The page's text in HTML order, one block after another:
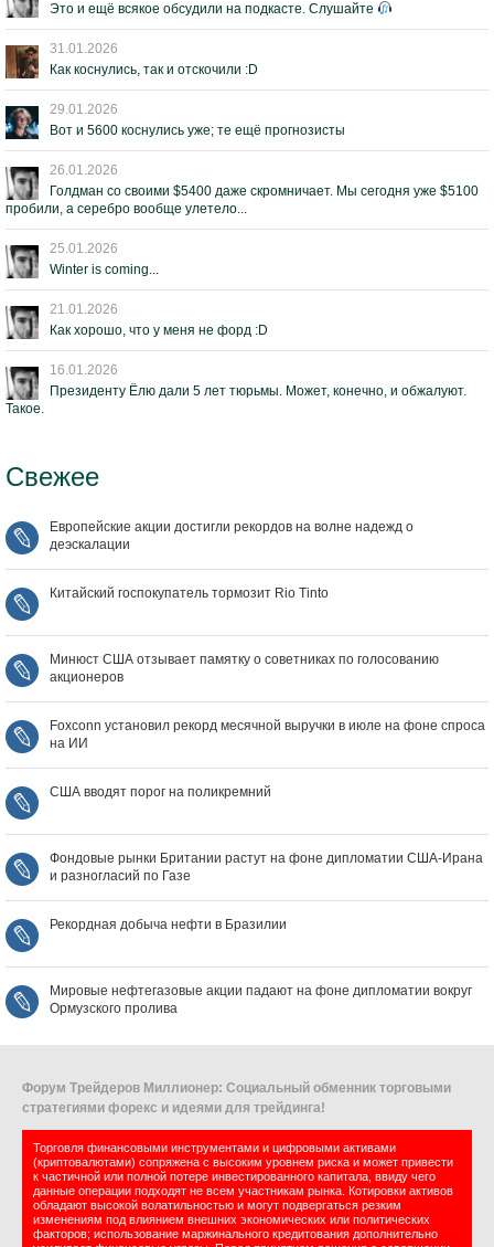
Это и ещё всякое обсудили на подкасте. Слушайте
31.01.2026
Как коснулись, так и отскочили :D
29.01.2026
Вот и 5600 коснулись уже; те ещё прогнозисты
26.01.2026
Голдман со своими $5400 даже скромничает. Мы сегодня уже $5100
пробили, а серебро вообще улетело...
25.01.2026
Winter is coming...
21.01.2026
Как хорошо, что у меня не форд :D
16.01.2026
Президенту Ёлю дали 5 лет тюрьмы. Может, конечно, и обжалуют.
Такое.
Свежее
Европейские акции достигли рекордов на волне надежд о
деэскалации
Китайский госпокупатель тормозит Rio Tinto
Минюст США отзывает памятку о советниках по голосованию
акционеров
Foxconn установил рекорд месячной выручки в июле на фоне спроса
на ИИ
США вводят порог на поликремний
Фондовые рынки Британии растут на фоне дипломатии США‑Ирана
и разногласий по Газе
Рекордная добыча нефти в Бразилии
Мировые нефтегазовые акции падают на фоне дипломатии вокруг
Ормузского пролива
Форум Трейдеров Миллионер: Социальный обменник торговыми
стратегиями форекс и идеями для трейдинга!
Торговля финансовыми инструментами и цифровыми активами
(криптовалютами) сопряжена с высоким уровнем риска и может привести
к частичной или полной потере инвестированного капитала, ввиду чего
данные операции подходят не всем участникам рынка. Котировки активов
обладают высокой волатильностью и могут подвергаться резким
изменениям под влиянием внешних экономических или политических
факторов; использование маржинального кредитования дополнительно